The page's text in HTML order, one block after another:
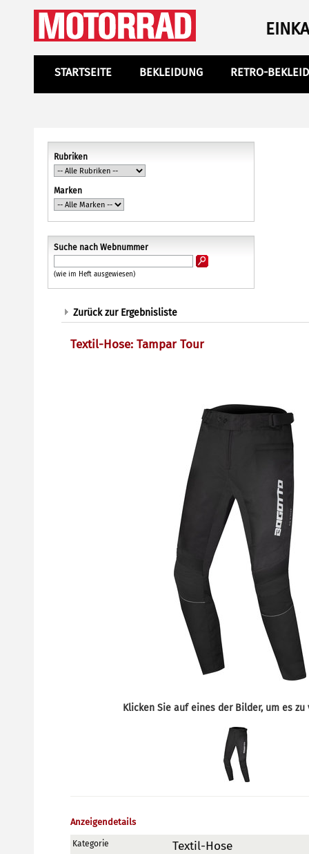
STARTSEITE BEKLEIDUNG RETRO-
Rubriken
Marken
Suche nach Webnummer
(wie im Heft ausgewiesen)
Zurück zur Ergebnisliste
Textil-Hose: Tampar Tour
Klicken Sie auf eines der Bilder, um es zu
Anzeigendetails
Kategorie Textil-Hose